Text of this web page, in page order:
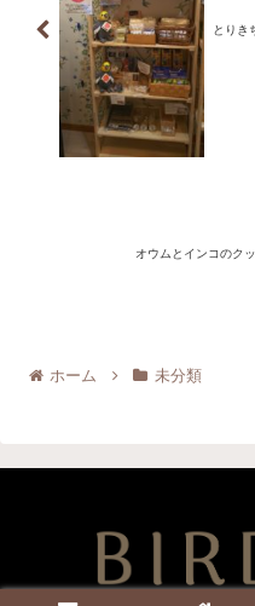
とりき
オウムとインコのク
ホーム 未分類